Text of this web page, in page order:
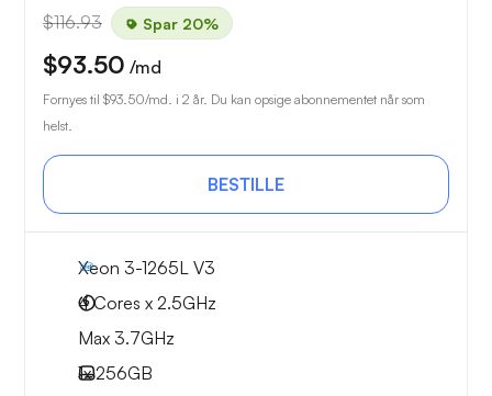
$116.93 Spar 20%
$93.50 /md
Fornyes til $93.50/md. i 2 år. Du kan opsige abonnementet når som
helst.
BESTILLE
Xeon 3-1265L V3
4 Cores x 2.5GHz
Max 3.7GHz
1x256GB